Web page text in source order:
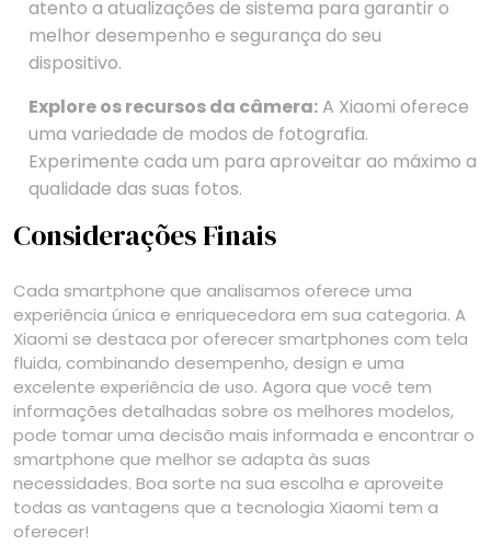
atento a atualizações de sistema para garantir o
melhor desempenho e segurança do seu
dispositivo.
Explore os recursos da câmera:A Xiaomi oferece
uma variedade de modos de fotografia.
Experimente cada um para aproveitar ao máximo a
qualidade das suas fotos.
Considerações Finais
Cada smartphone que analisamos oferece uma
experiência única e enriquecedora em sua categoria. A
Xiaomi se destaca por oferecer smartphones com tela
fluida, combinando desempenho, design e uma
excelente experiência de uso. Agora que você tem
informações detalhadas sobre os melhores modelos,
pode tomar uma decisão mais informada e encontrar o
smartphone que melhor se adapta às suas
necessidades. Boa sorte na sua escolha e aproveite
todas as vantagens que a tecnologia Xiaomi tem a
oferecer!